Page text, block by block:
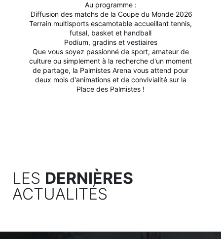
Au programme :
Diffusion des matchs de la Coupe du Monde 2026
Terrain multisports escamotable accueillant tennis,
futsal, basket et handball
Podium, gradins et vestiaires
Que vous soyez passionné de sport, amateur de
culture ou simplement à la recherche d'un moment
de partage, la Palmistes Arena vous attend pour
deux mois d'animations et de convivialité sur la
Place des Palmistes !
LES DERNIÈRES
ACTUALITÉS